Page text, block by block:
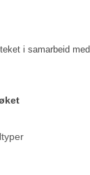
i samarbeid med